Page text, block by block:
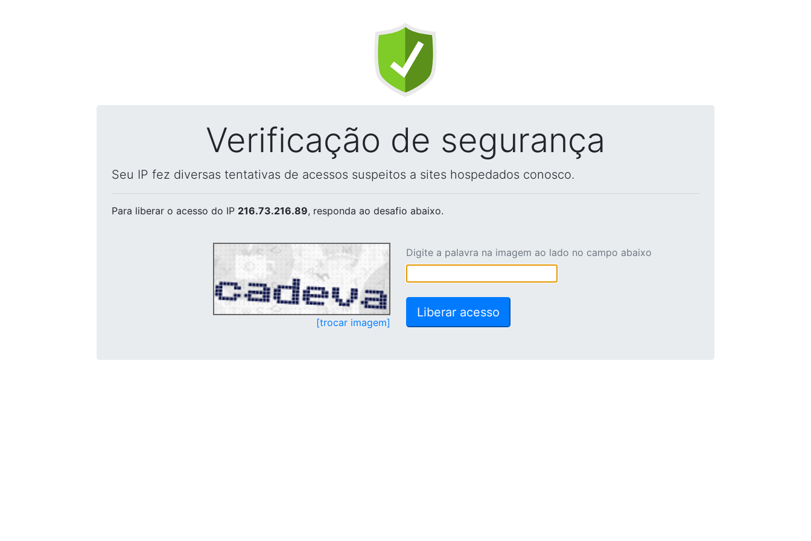
Verificação de segurança
Seu IP fez diversas tentativas de acessos suspeitos a sites hospedados conosco.
Para liberar o acesso do IP 216.73.216.89, responda ao desafio abaixo.
[trocar imagem]
Digite a palavra na imagem ao lado no campo abaixo